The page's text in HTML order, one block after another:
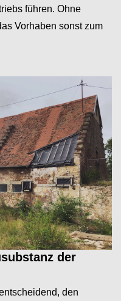
führen. Ohne
Vorhaben sonst zum
der
den